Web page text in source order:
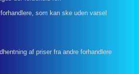
som kan ske uden varsel
af priser fra andre forhandlere